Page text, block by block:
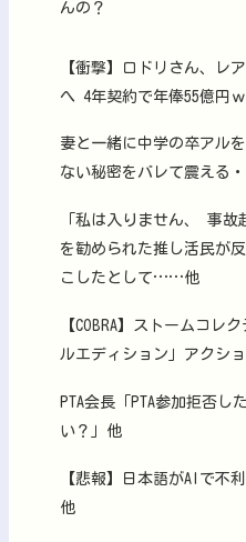
んの？
【衝撃】ロドリさん、レ
へ 4年契約で年俸55億円
妻と一緒に中学の卒アル
ない秘密をバレて震える
「私は入りません、 事
を勧められた推し活民が
こしたとして……他
【COBRA】ストームコレ
ルエディション」アクシ
PTA会長「PTA参加拒否し
い？」他
【悲報】日本語がAIで不
他